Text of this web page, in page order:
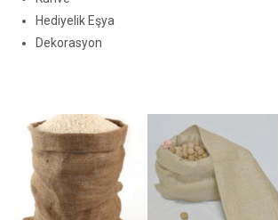
Hediyelik Eşya
Dekorasyon